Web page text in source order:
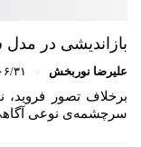
بازاندیشی در مدل
علیرضا نوربخش
برخلاف تصور فروید،
سرچشمه‌ی نوعی